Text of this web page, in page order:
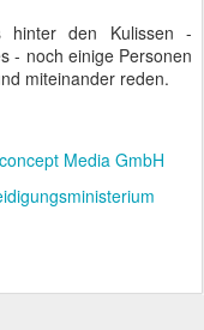
hinter den Kulissen -
- noch einige Personen
miteinander reden.
Media GmbH